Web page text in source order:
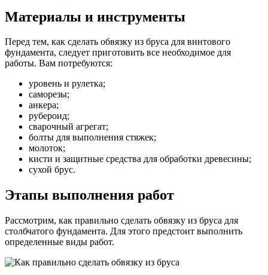
Материалы и инструменты
Перед тем, как сделать обвязку из бруса для винтового
фундамента, следует приготовить все необходимое для
работы. Вам потребуются:
уровень и рулетка;
саморезы;
анкера;
рубероид;
сварочный агрегат;
болты для выполнения стяжек;
молоток;
кисти и защитные средства для обработки древесины;
сухой брус.
Этапы выполнения работ
Рассмотрим, как правильно сделать обвязку из бруса для
столбчатого фундамента. Для этого предстоит выполнить
определенные виды работ.